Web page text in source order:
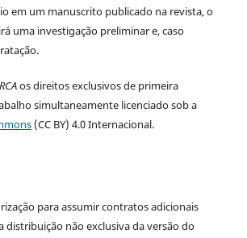
em um manuscrito publicado na revista, o
uma investigação preliminar e, caso
RCAos direitos exclusivos de primeira
simultaneamente licenciado sob a
(CC BY) 4.0 Internacional.
para assumir contratos adicionais
distribuição não exclusiva da versão do